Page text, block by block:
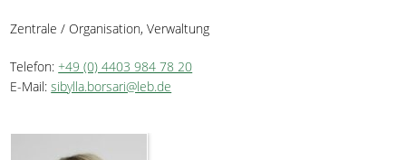
Zentrale / Organisation, Verwaltung
Telefon:+49 (0) 4403 984 78 20
E-Mail:sibylla.borsari@leb.de